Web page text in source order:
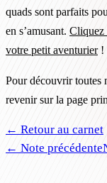
quads sont parfaits
en s’amusant. Cliquez
votre petit aventurier!
Pour découvrir toutes
revenir sur la page
← Retour au carnet
← Note précédente